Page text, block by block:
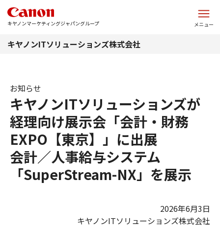
キヤノンマーケティングジャパングループ メニュー
キヤノンITソリューションズ株式会社
キヤノンITソリューションズが
経理向け展示会「会計・財務
EXPO【東京】」に出展
会計／人事給与システム
「SuperStream-NX」を展示
お知らせ
2026年6月3日
キヤノンITソリューションズ株式会社